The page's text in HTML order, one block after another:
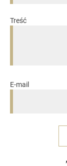
Treść
E-mail